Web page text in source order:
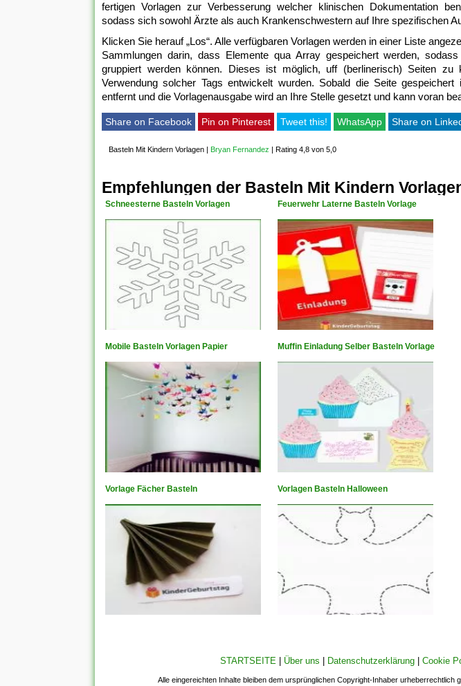
fertigen Vorlagen zur Verbesserung welcher klinischen Dokumentation
sodass sich sowohl Ärzte als auch Krankenschwestern auf Ihre spezifischen
Klicken Sie herauf „Los“. Alle verfügbaren Vorlagen werden in einer Liste
Sammlungen darin, dass Elemente qua Array gespeichert werden,
gruppiert werden können. Dieses ist möglich, uff (berlinerisch) Seiten zu
Verwendung solcher Tags entwickelt wurden. Sobald die Seite
entfernt und die Vorlagenausgabe wird an Ihre Stelle gesetzt und kann voran
Share on Facebook Pin on Pinterest Tweet this! WhatsApp Share on
Basteln Mit Kindern Vorlagen Bryan Fernandez Rating 4,8 von 5,0
Empfehlungen der Basteln Mit Kindern
Schneesterne Basteln Vorlagen Feuerwehr Laterne Basteln Vorlage
Mobile Basteln Vorlagen Papier Muffin Einladung Selber Basteln Vorlage
Vorlage Fächer Basteln Vorlagen Basteln Halloween
STARTSEITE| Über uns Datenschutzerklärung| Cookie
Alle eingereichten Inhalte bleiben dem ursprünglichen Copyright-Inhaber